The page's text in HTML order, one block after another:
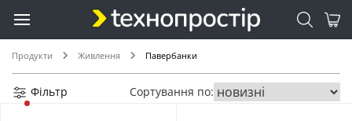
Продукти Живлення Павербанки
Фільтр Сортування по: